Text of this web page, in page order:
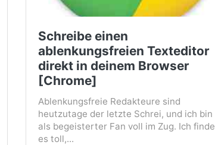
Schreibe einen
ablenkungsfreien Texteditor
direkt in deinem Browser
[Chrome]
Ablenkungsfreie Redakteure sind
heutzutage der letzte Schrei, und ich bin
als begeisterter Fan voll im Zug. Ich finde
es toll,...